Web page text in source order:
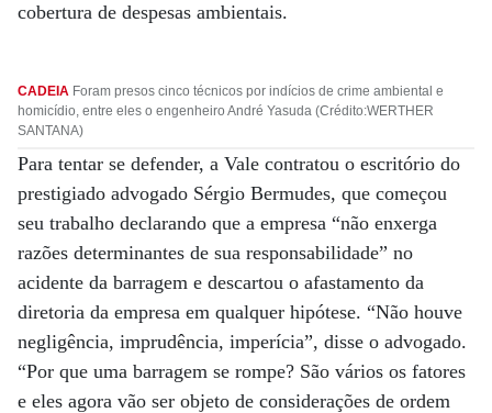
cobertura de despesas ambientais.
CADEIA Foram presos cinco técnicos por indícios de crime ambiental e
homicídio, entre eles o engenheiro André Yasuda (Crédito:WERTHER
SANTANA)
Para tentar se defender, a Vale contratou o escritório do
prestigiado advogado Sérgio Bermudes, que começou
seu trabalho declarando que a empresa “não enxerga
razões determinantes de sua responsabilidade” no
acidente da barragem e descartou o afastamento da
diretoria da empresa em qualquer hipótese. “Não houve
negligência, imprudência, imperícia”, disse o advogado.
“Por que uma barragem se rompe? São vários os fatores
e eles agora vão ser objeto de considerações de ordem